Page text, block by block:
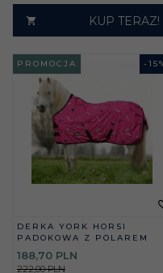
KUP TERAZ!
- 15
PROMOCJA
DERKA YORK HORSI
PADOKOWA Z POLAREM
188,70 PLN
222,00 PLN